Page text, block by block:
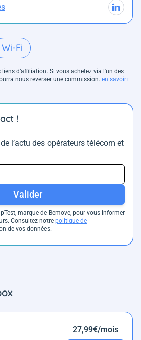
Wi-Fi
d’affiliation. Si vous achetez via l'un des
nous reverser une commission. en savoir+
!
l’actu des opérateurs télécom et
Valider
marque de Bemove, pour vous informer
Consultez notre politique de
de vos données.
27,99€/mois